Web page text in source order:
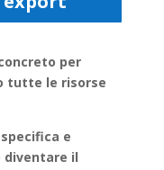
per
tutte le risorse
e
diventare il